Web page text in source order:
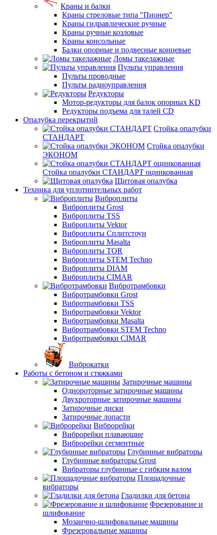
Краны и балки
Краны стреловые типа "Пионер"
Краны гидравлические ручные
Краны ручные козловые
Краны консольные
Балки опорные и подвесные концевые
Ломы такелажные
Пульты управления
Пульты проводные
Пульты радиоуправления
Редукторы
Мотор-редукторы для балок опорных KD
Редукторы подъема для талей CD
Опалубка перекрытий
Стойка опалубки
СТАНДАРТ
Стойка опалубки
ЭКОНОМ
Стойка опалубки СТАНДАРТ оцинкованная
Щитовая опалубка
Техника для уплотнительных работ
Виброплиты
Виброплиты Grost
Виброплиты TSS
Виброплиты Vektor
Виброплиты Сплитстоун
Виброплиты Masalta
Виброплиты TOR
Виброплиты STEM Techno
Виброплиты DIAM
Виброплиты CIMAR
Вибротрамбовки
Вибротрамбовки Grost
Вибротрамбовки TSS
Вибротрамбовки Vektor
Вибротрамбовки Masalta
Вибротрамбовки STEM Techno
Вибротрамбовки CIMAR
Виброкатки
Работы с бетоном и стяжками
Затирочные машины
Однороторные затирочные машины
Двухроторные затирочные машины
Затирочные диски
Затирочные лопасти
Виброрейки
Виброрейки плавающие
Виброрейки сегментные
Глубинные вибраторы
Глубинные вибраторы Grost
Вибраторы глубинные с гибким валом
Площадочные
вибраторы
Гладилки для бетона
Фрезерование и
шлифование
Мозаично-шлифовальные машины
Фрезеровальные машины